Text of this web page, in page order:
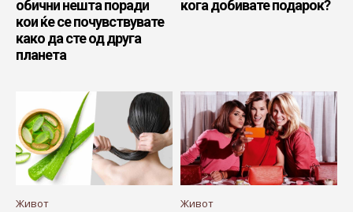
обични нешта поради
кои ќе се почувствувате
како да сте од друга
планета
кога добивате подарок?
Живот Живот